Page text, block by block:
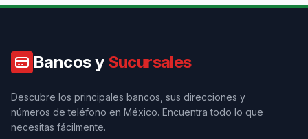
Bancos y Sucursales
Descubre los principales bancos, sus direcciones y
números de teléfono en México. Encuentra todo lo que
necesitas fácilmente.